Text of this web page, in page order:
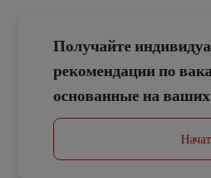
Получайте
рекомендации по
основанные на ваших